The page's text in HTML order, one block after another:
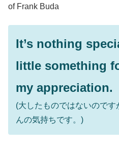
It’s nothing
little something
my appreciation.
(大したものではないので
んの気持ちです。)